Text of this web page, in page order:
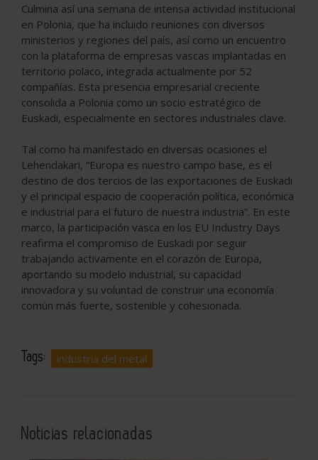
Culmina así una semana de intensa actividad institucional
en Polonia, que ha incluido reuniones con diversos
ministerios y regiones del país, así como un encuentro
con la plataforma de empresas vascas implantadas en
territorio polaco, integrada actualmente por 52
compañías. Esta presencia empresarial creciente
consolida a Polonia como un socio estratégico de
Euskadi, especialmente en sectores industriales clave.
Tal como ha manifestado en diversas ocasiones el
Lehendakari, “Europa es nuestro campo base, es el
destino de dos tercios de las exportaciones de Euskadi
y el principal espacio de cooperación política, económica
e industrial para el futuro de nuestra industria”. En este
marco, la participación vasca en los EU Industry Days
reafirma el compromiso de Euskadi por seguir
trabajando activamente en el corazón de Europa,
aportando su modelo industrial, su capacidad
innovadora y su voluntad de construir una economía
común más fuerte, sostenible y cohesionada.
Tags: industria del metal
Noticias relacionadas